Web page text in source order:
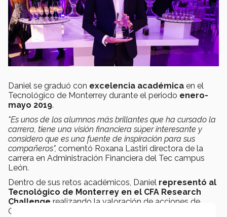
Daniel se graduó con excelencia académica en el
Tecnológico de Monterrey durante el periodo enero-
mayo 2019.
"Es unos de los alumnos más brillantes que ha cursado la
carrera, tiene una visión financiera súper interesante y
considero que es una fuente de inspiración para sus
compañeros", comentó Roxana Lastiri directora de la
carrera en Administración Financiera del Tec campus
León.
Dentro de sus retos académicos, Daniel representó al
Tecnológico de Monterrey en el CFA Research
Challenge realizando la valoración de acciones de
Cementos Mexicanos.